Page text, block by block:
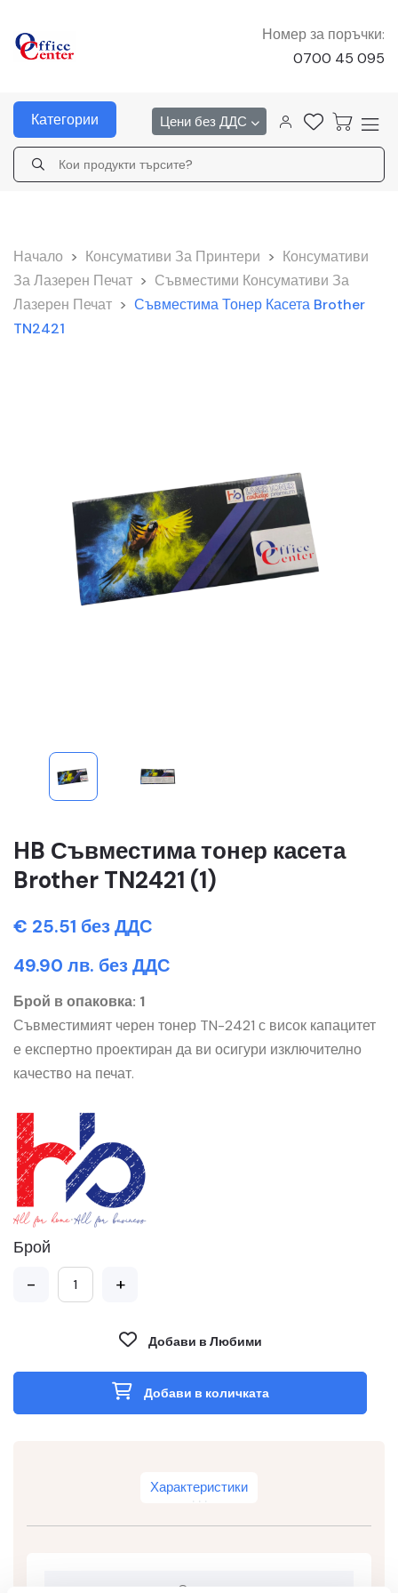
Номер за поръчки:
0700 45 095
Категории Цени без ДДС
Начало > Консумативи За Принтери > Консумативи
За Лазерен Печат > Съвместими Консумативи За
Лазерен Печат > Съвместима Тонер Касета Brother
TN2421
HB Съвместима тонер касета
Brother TN2421 (1)
€ 25.51 без ДДС
49.90 лв. без ДДС
Брой в опаковка: 1
Съвместимият черен тонер TN-2421 с висок капацитет
е експертно проектиран да ви осигури изключително
качество на печат.
Брой
- +
Добави в Любими
Добави в количката
Характеристики